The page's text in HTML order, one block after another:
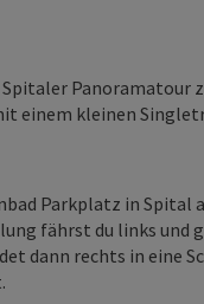
Panoramatour
einem kleinen
Parkplatz in Spital
fährst du links
dann rechts in eine